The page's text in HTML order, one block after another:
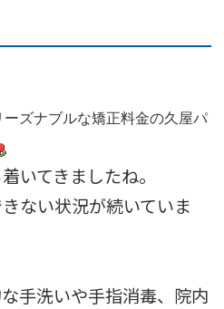
ズナブルな矯正料金の久屋パ
いてきましたね。
ない状況が続いていま
手洗いや手指消毒、院内